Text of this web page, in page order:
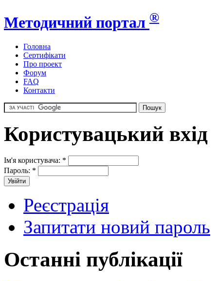
Методичний портал ®
Головна
Сертифікати
Про проект
Форум
FAQ
Контакти
Користувацький вхід
Ім'я користувача: *
Пароль: *
Реєстрація
Запитати новий пароль
Останні публікації